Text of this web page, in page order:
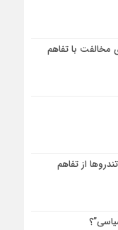
مخالفت با تفاهم
از تفاهم